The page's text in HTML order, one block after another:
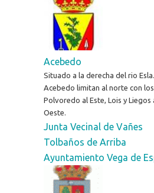
Acebedo
Situado a la derecha del rio
Acebedo limitan al norte con
Polvoredo al Este, Lois y Liegos
Oeste.
Junta Vecinal de Vañes
Tolbaños de Arriba
Ayuntamiento Vega de